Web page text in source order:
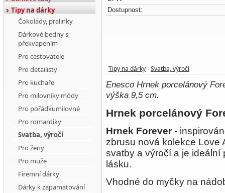
Dostupnost:
Tipy na dárky - Svatba, výročí
Enesco Hrnek porcelánový
výška 9,5 cm.
Hrnek porcelánový
Hrnek Forever-
zbrusu nová kolekce
svatby a výročí a je ideální
lásku.
Vhodné do myčky na
Tipy na dárky
Čokolády, pralinky
Dárkové bedny s
překvapením
Pro cestovatele
Pro detailisty
Pro kuchaře
Pro milovníky módy
Pro pořádkumilovné
Pro romantiky
Svatba, výročí
Pro ženy
Pro muže
Firemní dárky
Dárky k zapamatování